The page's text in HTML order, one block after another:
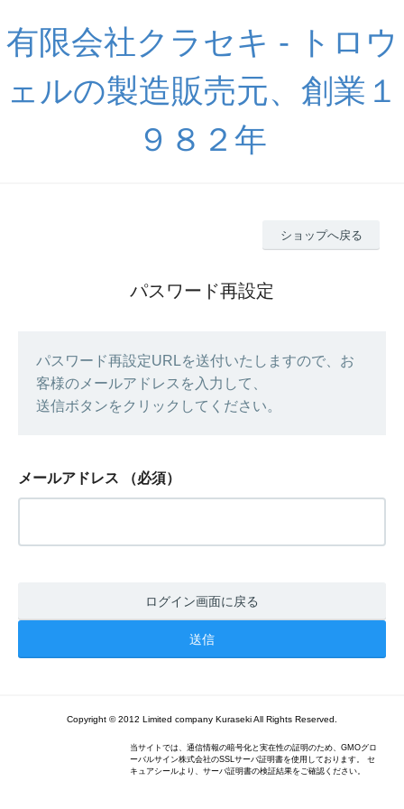
有限会社クラセキ - トロウ
ェルの製造販売元、創業１
９８２年
ショップへ戻る
パスワード再設定
パスワード再設定URLを送付いたしますので、お
客様のメールアドレスを入力して、
送信ボタンをクリックしてください。
メールアドレス （必須）
ログイン画面に戻る
Copyright © 2012 Limited company Kuraseki All Rights Reserved.
当サイトでは、通信情報の暗号化と実在性の証明のため、GMOグロ
ーバルサイン株式会社のSSLサーバ証明書を使用しております。 セ
キュアシールより、サーバ証明書の検証結果をご確認ください。